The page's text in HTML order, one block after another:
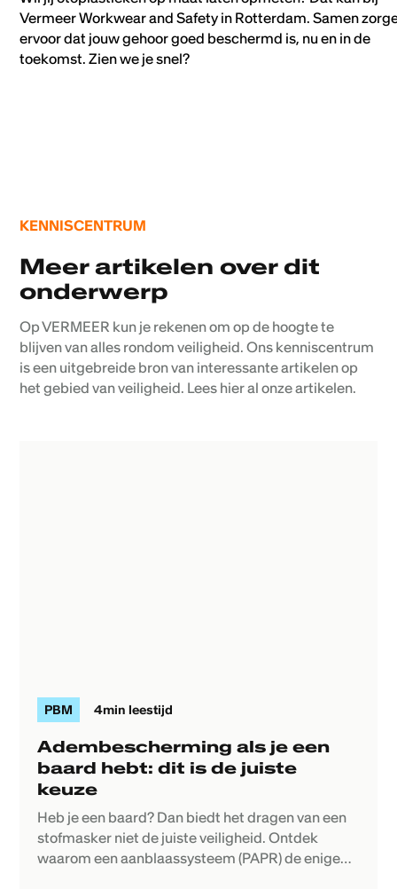
Vermeer Workwear and Safety in Rotterdam. Samen
ervoor dat jouw gehoor goed beschermd is, nu en in de
toekomst. Zien we je snel?
KENNISCENTRUM
Meer artikelen over dit
onderwerp
Op VERMEER kun je rekenen om op de hoogte te
blijven van alles rondom veiligheid. Ons kenniscentrum
is een uitgebreide bron van interessante artikelen op
het gebied van veiligheid. Lees hier al onze artikelen.
PBM 4min leestijd
Adembescherming als je een
baard hebt: dit is de juiste
keuze
Heb je een baard? Dan biedt het dragen van een
stofmasker niet de juiste veiligheid. Ontdek
waarom een aanblaassysteem (PAPR) de enige